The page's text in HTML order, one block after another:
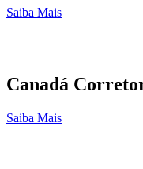
Saiba Mais
Canadá
Saiba Mais